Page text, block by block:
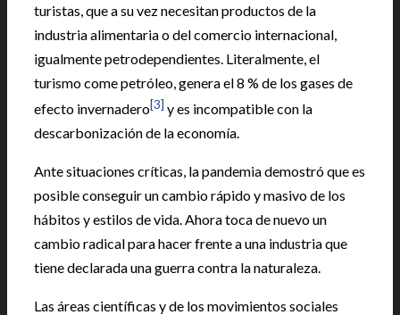
turistas, que a su vez necesitan productos de la
industria alimentaria o del comercio internacional,
igualmente petrodependientes. Literalmente, el
turismo come petróleo, genera el 8 % de los gases de
efecto invernadero[3] y es incompatible con la
descarbonización de la economía.
Ante situaciones críticas, la pandemia demostró que es
posible conseguir un cambio rápido y masivo de los
hábitos y estilos de vida. Ahora toca de nuevo un
cambio radical para hacer frente a una industria que
tiene declarada una guerra contra la naturaleza.
Las áreas científicas y de los movimientos sociales